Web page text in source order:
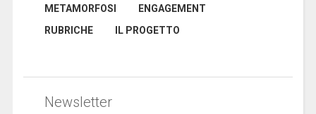
METAMORFOSI
ENGAGEMENT
RUBRICHE
IL PROGETTO
Newsletter